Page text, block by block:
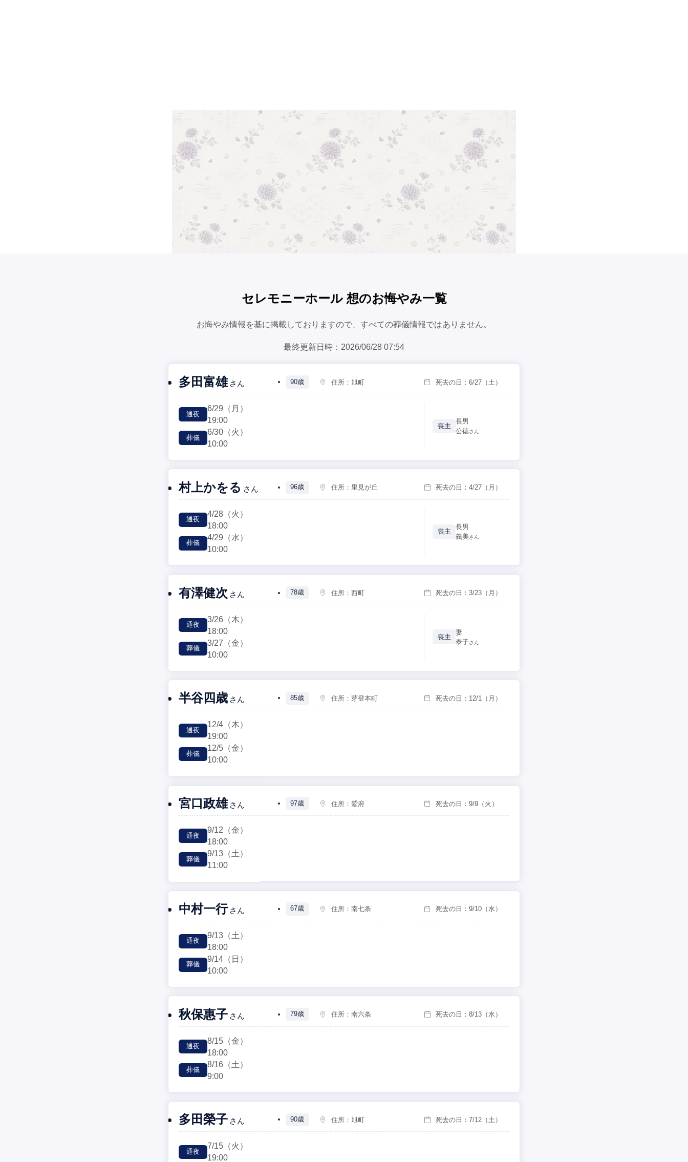
セレモニーホール 想のお悔やみ一覧
お悔やみ情報を基に掲載しておりますので、すべての葬儀情報ではありません。
最終更新日時：2026/06/28 07:54
多田富雄 さん 90歳 住所：旭町 死去の日：6/27 （土）
通夜
6/29 （月）
19:00
葬儀
6/30 （火）
10:00
喪主
長男
公徳さん
村上かをる さん 96歳 住所： 里見が丘 死去の日：4/27 （月）
通夜
4/28 （火）
18:00
葬儀
4/29 （水）
10:00
喪主
長男
義美さん
有澤健次 さん 78歳 住所：西町 死去の日：3/23 （月）
通夜
3/26 （木）
18:00
葬儀
3/27 （金）
10:00
喪主
妻
泰子さん
半谷四歳 さん 85歳 住所：芽登本町 死去の日： 12/1 （月）
通夜
12/4 （木）
19:00
葬儀
12/5 （金）
10:00
宮口政雄 さん 97歳 住所：鷲府 死去の日：9/9 （火）
通夜
9/12 （金）
18:00
葬儀
9/13 （土）
11:00
中村一行 さん 67歳 住所：南七条 死去の日：9/10 （水）
通夜
9/13 （土）
18:00
葬儀
9/14 （日）
10:00
秋保惠子 さん 79歳 住所：南六条 死去の日：8/13 （水）
通夜
8/15 （金）
18:00
葬儀
8/16 （土）
9:00
多田榮子 さん 90歳 住所：旭町 死去の日：7/12 （土）
通夜
7/15 （火）
19:00